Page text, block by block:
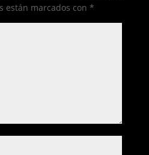
están marcados con *